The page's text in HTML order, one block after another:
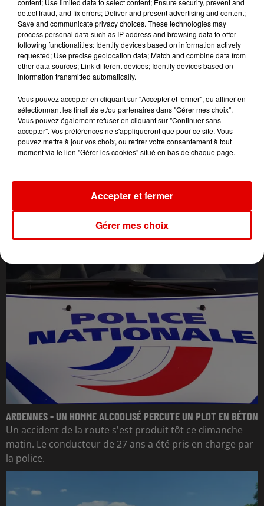
Un Peu De Reve
L'ACTU DES ARDENNES
ARDENNES - UN HOMME ALCOOLISÉ PERCUTE UN PLOT EN BÉTON
Un accident de la route s'est produit tôt ce dimanche
matin. Le conducteur de 27 ans a été pris en charge par
la police.
content; Use limited data to select content; Ensure security, prevent and
detect fraud, and fix errors; Deliver and present advertising and content;
Save and communicate privacy choices. These technologies may
process personal data such as IP address and browsing data to offer
following functionalities: Identify devices based on information actively
requested; Use precise geolocation data; Match and combine data from
other data sources; Link different devices; Identify devices based on
information transmitted automatically.
Vous pouvez accepter en cliquant sur "Accepter et fermer", ou affiner en
sélectionnant les finalités et/ou partenaires dans "Gérer mes choix".
Vous pouvez également refuser en cliquant sur "Continuer sans
accepter". Vos préférences ne s'appliqueront que pour ce site. Vous
pouvez mettre à jour vos choix, ou retirer votre consentement à tout
moment via le lien "Gérer les cookies" situé en bas de chaque page.
Gérer mes choix
Accepter et fermer